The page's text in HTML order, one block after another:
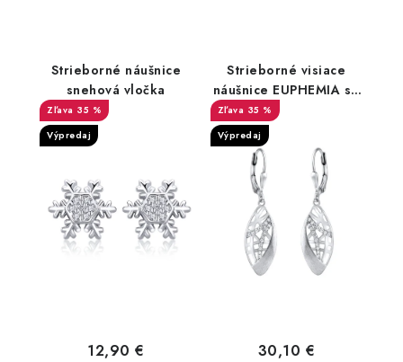
Strieborné náušnice
snehová vločka
35 %
Výpredaj
12,90 €
Strieborné visiace
náušnice EUPHEMIA so
zirkónmi
35 %
Výpredaj
30,10 €